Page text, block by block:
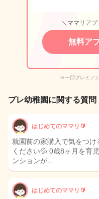
＼ママリア
無料ア
※一部プレミア
プレ幼稚園に関する質問
はじめてのママリ🔰
就園前の家購入で気をつ
ください💦 0歳8ヶ月を育
ンションが…
はじめてのママリ🔰